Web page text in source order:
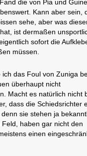
die von Pia und
Kann aber sein,
sehe, aber was
ist dermaßen
sofort die
müssen.
ich das Foul von Zuniga
überhaupt nicht
Macht es natürlich nicht
dass die Schiedsrichter
sie stehen ja
haben gar nicht den
einen